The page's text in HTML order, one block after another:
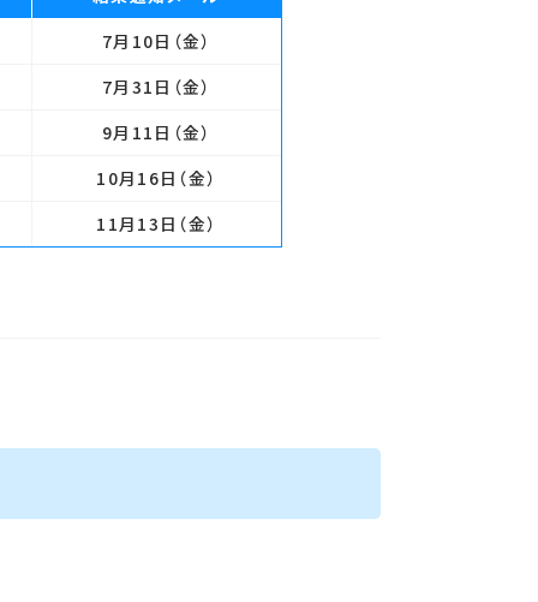
7月10日 （金）
7月31日 （金）
9月11日 （金）
10月16日 （金）
11月13日 （金）